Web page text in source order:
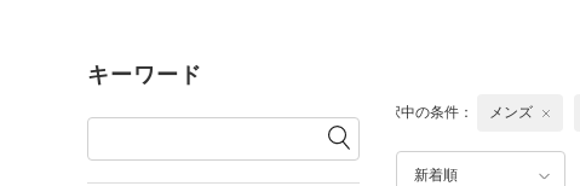
キーワード
新着順
選択中の条件： メンズ